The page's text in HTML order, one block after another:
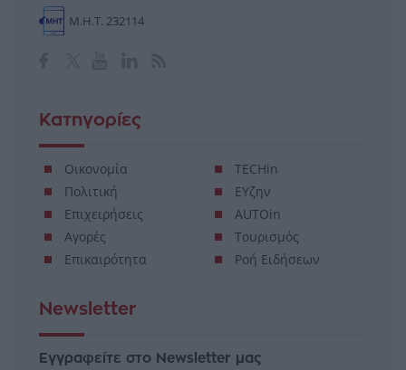
Μ.Η.Τ. 232114
Κατηγορίες
Οικονομία
Πολιτική
Επιχειρήσεις
Αγορές
Επικαιρότητα
TECHin
ΕΥζην
AUTOin
Τουρισμός
Ροή Ειδήσεων
Newsletter
Εγγραφείτε στο Newsletter μας